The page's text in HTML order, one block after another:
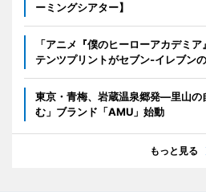
ーミングシアター】
「アニメ『僕のヒーローアカデミ
テンツプリントがセブン‐イレブン
東京・青梅、岩蔵温泉郷発―里山の
む」ブランド「AMU」始動
もっと見る